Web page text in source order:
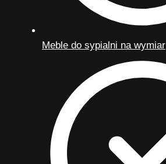
Meble do sypialni na wymiar